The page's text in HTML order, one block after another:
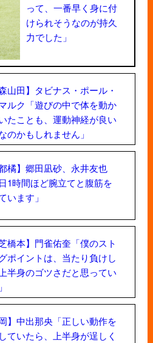
って、一番早く身に付
けられそうなのが持久
力でした」
森山田】タビナス・ポール・
ルク「遊びの中で体を動か
たことも、運動神経が良い
のかもしれません」
都橘】郷田凪砂、永井友也
日1時間ほど腕立てと腹筋を
います」
芝橋本】門雀佑奎「僕のスト
ポイントは、当たり負けし
半身のゴツさだと思ってい
岡】中出那央「正しい動作を
ていたら、上半身が逞しく